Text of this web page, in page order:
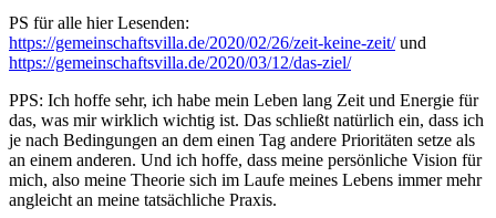
PS für alle hier Lesenden:
https://gemeinschaftsvilla.de/2020/02/26/zeit-keine-zeit/und
https://gemeinschaftsvilla.de/2020/03/12/das-ziel/
PPS: Ich hoffe sehr, ich habe mein Leben lang Zeit und Energie für
das, was mir wirklich wichtig ist. Das schließt natürlich ein, dass ich
je nach Bedingungen an dem einen Tag andere Prioritäten setze als
an einem anderen. Und ich hoffe, dass meine persönliche Vision für
mich, also meine Theorie sich im Laufe meines Lebens immer mehr
angleicht an meine tatsächliche Praxis.